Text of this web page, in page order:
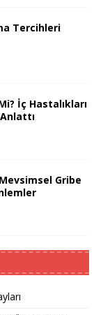
Tercihleri
İç Hastalıkları
Gribe